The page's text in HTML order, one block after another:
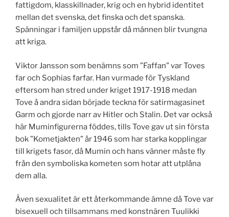
fattigdom, klasskillnader, krig och en hybrid identitet
mellan det svenska, det finska och det spanska.
Spänningar i familjen uppstår då männen blir tvungna
att kriga.
Viktor Jansson som benämns som ”Faffan” var Toves
far och Sophias farfar. Han vurmade för Tyskland
eftersom han stred under kriget 1917-1918 medan
Tove å andra sidan började teckna för satirmagasinet
Garm och gjorde narr av Hitler och Stalin. Det var också
här Muminfigurerna föddes, tills Tove gav ut sin första
bok ”Kometjakten” år 1946 som har starka kopplingar
till krigets fasor, då Mumin och hans vänner måste fly
från den symboliska kometen som hotar att utplåna
dem alla.
Även sexualitet är ett återkommande ämne då Tove var
bisexuell och tillsammans med konstnären Tuulikki